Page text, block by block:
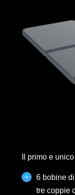
Il primo e
6 bobine
tre coppie